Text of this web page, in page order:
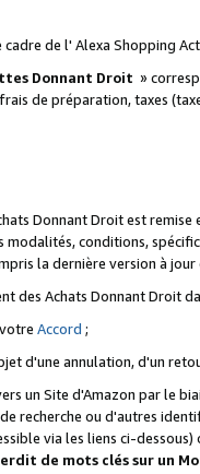
de l' Alexa Shopping
Donnant Droit »
de préparation, taxes
Donnant Droit est
modalités, conditions,
la dernière version à jour
des Achats Donnant Droit
Accord ;
d'une annulation, d'un
un Site d'Amazon par le
recherche ou d'autres
via les liens ci-
de mots clés sur un